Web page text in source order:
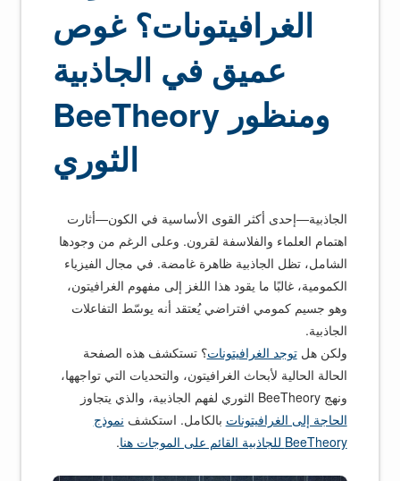
الغرافيتونات؟ غوص
عميق في الجاذبية
ومنظور BeeTheory
الثوري
الجاذبية—إحدى أكثر القوى الأساسية في الكون—أثارت
اهتمام العلماء والفلاسفة لقرون. وعلى الرغم من وجودها
الشامل، تظل الجاذبية ظاهرة غامضة. في مجال الفيزياء
الكمومية، غالبًا ما يقود هذا اللغز إلى مفهوم الغرافيتون،
وهو جسيم كمومي افتراضي يُعتقد أنه يوسّط التفاعلات
الجاذبية.
ولكن هلتوجد الغرافيتونات؟ تستكشف هذه الصفحة
الحالة الحالية لأبحاث الغرافيتون، والتحديات التي تواجهها،
ونهج BeeTheory الثوري لفهم الجاذبية، والذي يتجاوز
الحاجة إلى الغرافيتونات بالكامل. استكشف نموذج
BeeTheory للجاذبية القائم على الموجات هنا
.